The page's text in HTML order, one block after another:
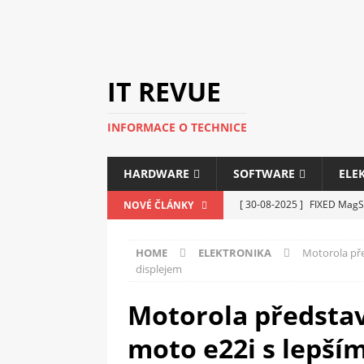
IT REVUE
INFORMACE O TECHNICE
HARDWARE SOFTWARE
NOVÉ ČLÁNKY [ 30-08-2025 ] FIXED
[ 14-05-2025 ] Genius na
[ 12-05-2025 ]
Nová řada
C5100 a 6100
PERIFERIE
HOME ELEKTRONIKA
Motorola
displejem
Motorola
moto e22i s